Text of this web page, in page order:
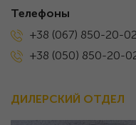
Телефоны
+38 (067) 850-20-02
+38 (050) 850-20-
ДИЛЕРСКИЙ ОТДЕЛ